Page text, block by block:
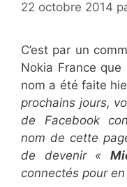
22 octobre 2014
C’est par un
Nokia France que
nom a été faite
prochains jours,
de Facebook
nom de cette
de devenir «
connectés pour